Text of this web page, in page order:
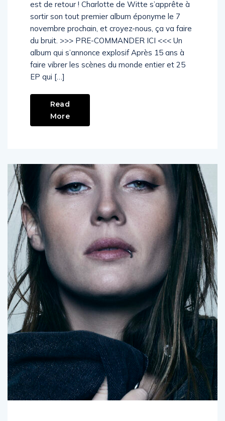
est de retour ! Charlotte de Witte s’apprête à
sortir son tout premier album éponyme le 7
novembre prochain, et croyez-nous, ça va faire
du bruit. >>> PRE-COMMANDER ICI <<< Un
album qui s’annonce explosif Après 15 ans à
faire vibrer les scènes du monde entier et 25
EP qui […]
Read
More